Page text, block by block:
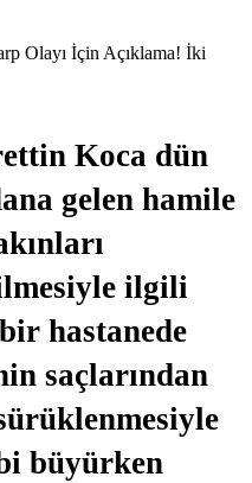
Koca dün
gelen hamile
ilgili
hastanede
saçlarından
büyürken